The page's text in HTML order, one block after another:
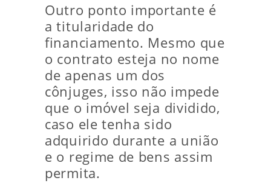
Outro ponto importante é
a titularidade do
financiamento. Mesmo que
o contrato esteja no nome
de apenas um dos
cônjuges, isso não impede
que o imóvel seja dividido,
caso ele tenha sido
adquirido durante a união
e o regime de bens assim
permita.